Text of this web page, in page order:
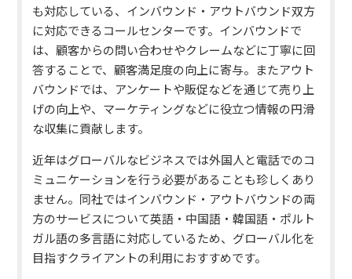
も対応している、インバウンド・アウトバウンド双方
に対応できるコールセンターです。インバウンドで
は、顧客からの問い合わせやクレームなどに丁寧に回
答することで、顧客満足度の向上に寄与。またアウト
バウンドでは、アンケートや販促などを通じて売り上
げの向上や、マーケティングなどに役立つ情報の円滑
な収集に貢献します。
近年はグローバルなビジネスでは外国人と電話でのコ
ミュニケーションを行う必要があることも珍しくあり
ません。同社ではインバウンド・アウトバウンドの両
方のサービスについて英語・中国語・韓国語・ポルト
ガル語の多言語に対応しているため、グローバル化を
目指すクライアントの利用におすすめです。